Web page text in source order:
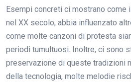
Esempi concreti ci mostrano come
nel XX secolo, abbia influenzato
come molte canzoni di protesta
periodi tumultuosi. Inoltre, ci sono
preservazione di queste tradizioni
della tecnologia, molte melodie